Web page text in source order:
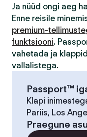
Ja nüüd ongi aeg
Enne reisile
premium-
funktsiooni.
vahetada ja
vallalistega.
Passport™
Klapi
Pariis, Los
Praegune